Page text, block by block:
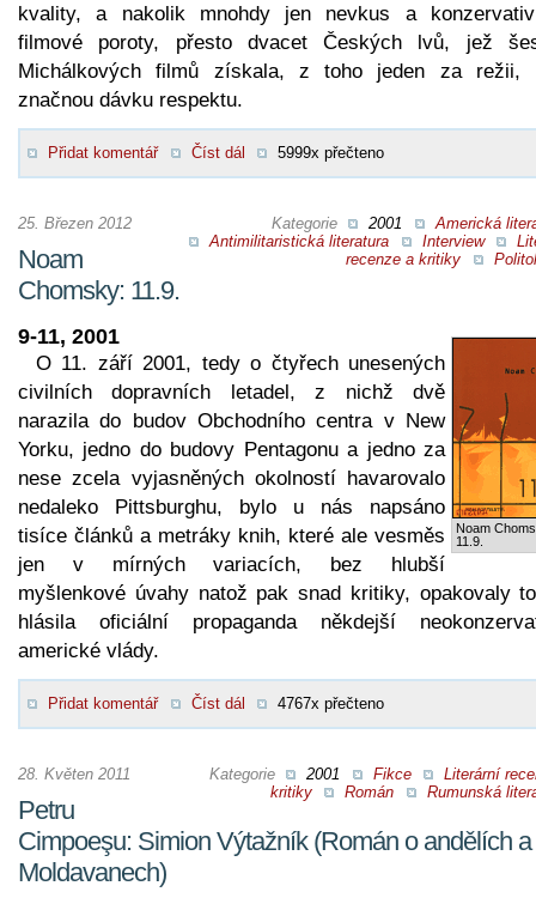
kvality, a nakolik mnohdy jen nevkus a
filmové poroty, přesto dvacet Českých lvů, jež
Michálkových filmů získala, z toho jeden za režii,
značnou dávku respektu.
Přidat komentář Číst dál 5999x přečteno
Kategorie 2001
Americká
Antimilitaristická literatura
Interview
recenze a kritiky
25. Březen 2012
Noam
Chomsky: 11.9.
Noam
11.9.
9-11, 2001
O 11. září 2001, tedy o čtyřech unesených
civilních dopravních letadel, z nichž dvě
narazila do budov Obchodního centra v New
Yorku, jedno do budovy Pentagonu a jedno za
nese zcela vyjasněných okolností havarovalo
nedaleko Pittsburghu, bylo u nás napsáno
tisíce článků a metráky knih, které ale vesměs
jen v mírných variacích, bez hlubší
myšlenkové úvahy natož pak snad kritiky, opakovaly
hlásila oficiální propaganda někdejší
americké vlády.
Přidat komentář Číst dál 4767x přečteno
Kategorie 2001 Fikce
Literární
kritiky
Román Rumunská
28. Květen 2011
Petru
Cimpoeşu: Simion Výtažník (Román o andělích a
Moldavanech)